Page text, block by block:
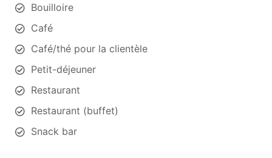
Bouilloire
Café
Café/thé pour la clientèle
Petit-déjeuner
Restaurant
Restaurant (buffet)
Snack bar